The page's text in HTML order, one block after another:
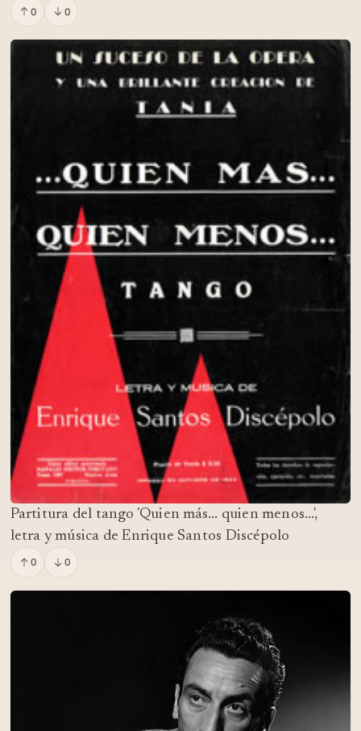
0 0
Partitura del tango 'Quien más... quien menos...',
letra y música de Enrique Santos Discépolo
0 0